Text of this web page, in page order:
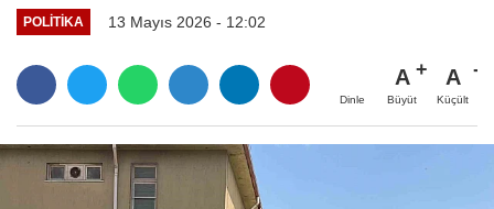
POLITIKA 13 Mayıs 2026 - 12:02
Dinle
A
Büyüt
A
Küçült